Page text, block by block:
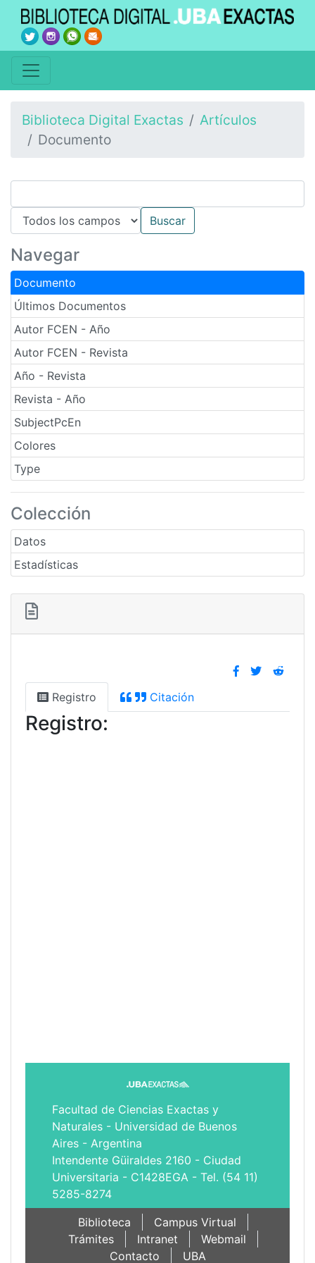
Biblioteca Digital Exactas
Artículos
Documento
Navegar
Documento
Últimos Documentos
Autor FCEN - Año
Autor FCEN - Revista
Año - Revista
Revista - Año
SubjectPcEn
Colores
Type
Colección
Datos
Estadísticas
Registro Citación
Registro:
Facultad de Ciencias Exactas y
Naturales - Universidad de Buenos
Aires - Argentina
Intendente Güiraldes 2160 - Ciudad
Universitaria - C1428EGA - Tel. (54 11)
5285-8274
Biblioteca
Campus Virtual
Trámites
Intranet
Webmail
Contacto
UBA